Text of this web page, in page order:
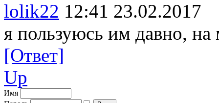
lolik22 12:41 23.02.2017
я пользуюсь им давно,
[Ответ]
Up
Имя